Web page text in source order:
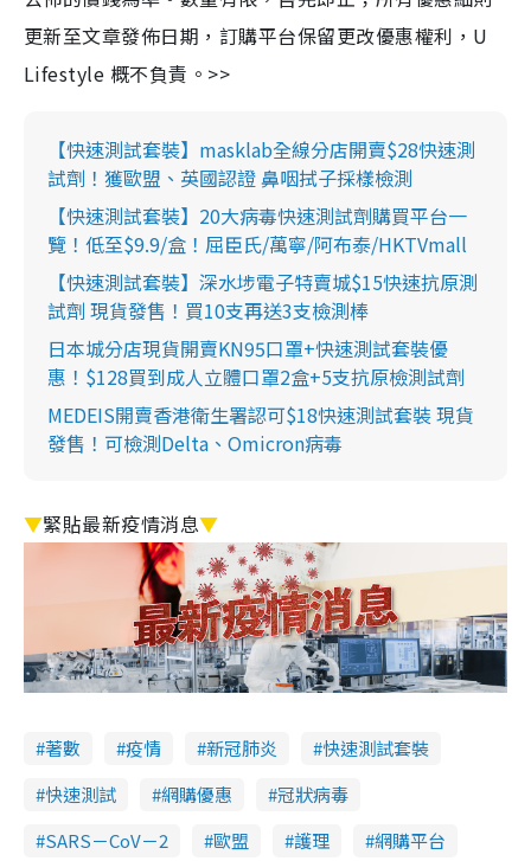
更新至文章發佈日期，訂購平台保留更改優惠權利，U
Lifestyle 概不負責。>>
【快速測試套裝】masklab全線分店開賣$28快速測
試劑！獲歐盟、英國認證 鼻咽拭子採樣檢測
【快速測試套裝】20大病毒快速測試劑購買平台一
覽！低至$9.9/盒！屈臣氏/萬寧/阿布泰/HKTVmall
【快速測試套裝】深水埗電子特賣城$15快速抗原測
試劑 現貨發售！買10支再送3支檢測棒
日本城分店現貨開賣KN95口罩+快速測試套裝優
惠！$128買到成人立體口罩2盒+5支抗原檢測試劑
MEDEIS開賣香港衛生署認可$18快速測試套裝 現貨
發售！可檢測Delta、Omicron病毒
▼緊貼最新疫情消息▼
著數 疫情 新冠肺炎
快速測試套裝
快速測試
網購優惠
冠狀病毒
SARS－CoV－2
歐盟 護理
網購平台